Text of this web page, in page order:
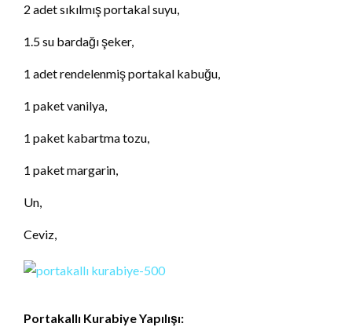
2 adet sıkılmış portakal suyu,
1.5 su bardağı şeker,
1 adet rendelenmiş portakal kabuğu,
1 paket vanilya,
1 paket kabartma tozu,
1 paket margarin,
Un,
Ceviz,
Portakallı Kurabiye Yapılışı: